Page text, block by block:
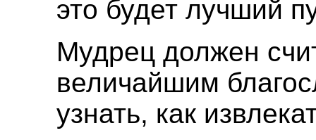
это будет лучший
Мудрец должен
величайшим
узнать, как